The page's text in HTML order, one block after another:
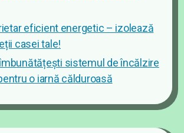
eficient energetic – izolează
casei tale!
sistemul de încălzire
o iarnă călduroasă